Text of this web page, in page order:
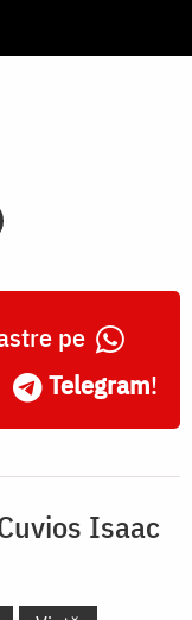
pe
Telegram!
Isaac